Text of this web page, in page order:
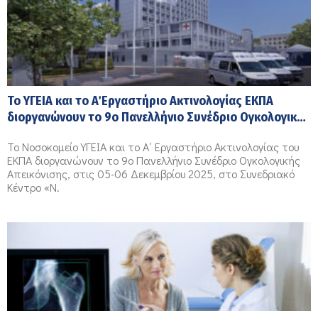
Το ΥΓΕΙΑ και το Α΄ Εργαστήριο Ακτινολογίας ΕΚΠΑ
διοργανώνουν το 9ο Πανελλήνιο Συνέδριο Ογκολογικής
Το Νοσοκομείο ΥΓΕΙΑ και το Α΄ Εργαστήριο Ακτινολογίας του
ΕΚΠΑ διοργανώνουν το 9ο Πανελλήνιο Συνέδριο Ογκολογικής
Απεικόνισης, στις 05-06 Δεκεμβρίου 2025, στο Συνεδριακό
Κέντρο «Ν.